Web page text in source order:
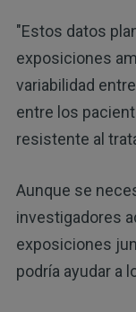
"Estos datos
exposiciones
variabilidad
entre los
resistente al
Aunque se
investigadores
exposiciones
podría ayudar a